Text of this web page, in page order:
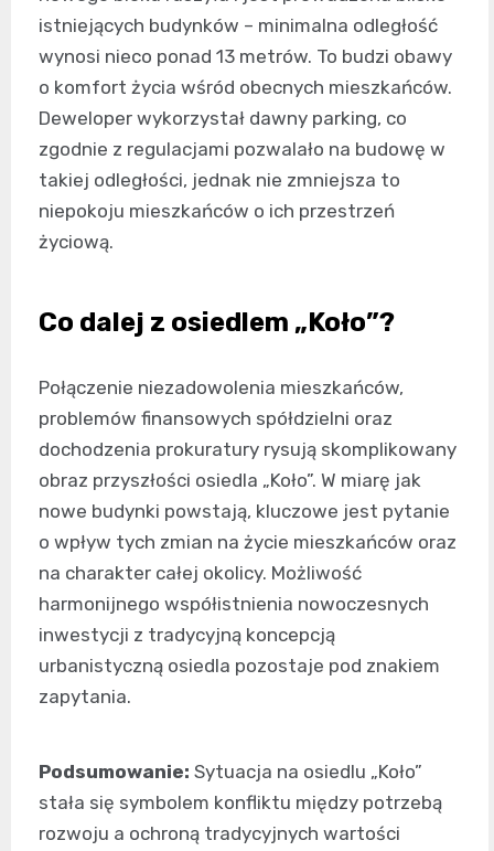
istniejących budynków – minimalna odległość
wynosi nieco ponad 13 metrów. To budzi obawy
o komfort życia wśród obecnych mieszkańców.
Deweloper wykorzystał dawny parking, co
zgodnie z regulacjami pozwalało na budowę w
takiej odległości, jednak nie zmniejsza to
niepokoju mieszkańców o ich przestrzeń
życiową.
Co dalej z osiedlem „Koło”?
Połączenie niezadowolenia mieszkańców,
problemów finansowych spółdzielni oraz
dochodzenia prokuratury rysują skomplikowany
obraz przyszłości osiedla „Koło”. W miarę jak
nowe budynki powstają, kluczowe jest pytanie
o wpływ tych zmian na życie mieszkańców oraz
na charakter całej okolicy. Możliwość
harmonijnego współistnienia nowoczesnych
inwestycji z tradycyjną koncepcją
urbanistyczną osiedla pozostaje pod znakiem
zapytania.
Podsumowanie: Sytuacja na osiedlu „Koło”
stała się symbolem konfliktu między potrzebą
rozwoju a ochroną tradycyjnych wartości